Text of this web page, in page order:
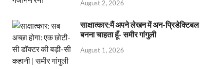
August 2, 2026
साक्षात्कार:मैं अपने लेखन में अन-प्रिडेक्टिबल
बनना चाहता हूँ- समीर गांगुली
August 1, 2026